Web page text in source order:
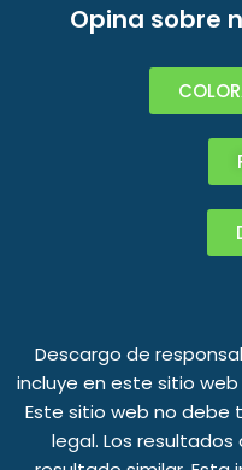
Opina sobre
Descargo de
incluye en este sitio
Este sitio web no
legal. Los